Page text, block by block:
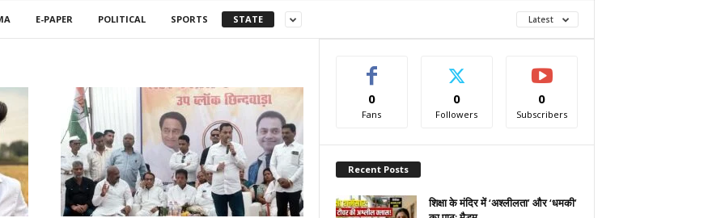
E-PAPER POLITICAL SPORTS STATE Latest
0
Fans
0
Followers
0
Subscribers
Recent Posts
शिक्षा के मंदिर में ‘अश्लीलता’ और ‘धमकी’